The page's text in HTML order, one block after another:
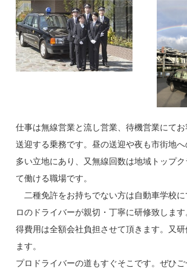
仕事は無線営業と流し営業、待機営業にて
送迎する乗務です。昼の送迎や夜も市街地
多い立地にあり、又無線回数は地域トップ
て働ける職場です。
二種免許をお持ちでない方は自動車学校
ロのドライバーが親切・丁寧に研修致しま
得費用は全額会社負担させて頂きます。又
ます。
プロドライバーの道もすぐそこです。ぜひ